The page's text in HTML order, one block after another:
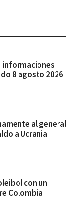
informaciones
8 agosto 2026
al general
a Ucrania
con un
Colombia